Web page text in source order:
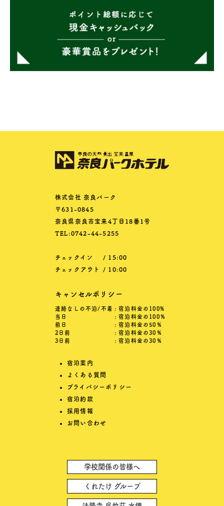
学校関係の皆様へ
くれたけ グループ
株式会社 奈良パーク
〒631-0845
奈良県奈良市宝来4丁目18番1号
TEL:0742-44-5255
チェックイン
/ 15:00
チェックアウト
/ 10:00
宿泊案内
よくある質問
プライバシーポリシー
宿泊約款
採用情報
お問い合わせ
キャンセルポリシー
連絡なしの不泊/不着 : 宿泊料金の100%
当日
: 宿泊料金の100％
前日
: 宿泊料金の50％
2日前
: 宿泊料金の30％
3日前
: 宿泊料金の30％